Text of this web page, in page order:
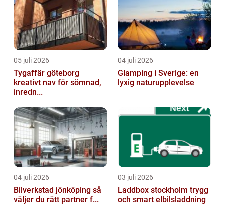
05 juli 2026
Tygaffär göteborg
kreativt nav för sömnad,
inredn...
04 juli 2026
Glamping i Sverige: en
lyxig naturupplevelse
04 juli 2026
Bilverkstad jönköping så
väljer du rätt partner f...
03 juli 2026
Laddbox stockholm trygg
och smart elbilsladdning